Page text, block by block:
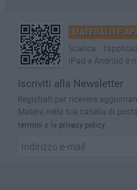
MATERALIFE
Scarica
iPad e Android e
Iscriviti alla Newsletter
Registrati per ricevere
Matera nella tua casella di posta
termini e la privacy policy